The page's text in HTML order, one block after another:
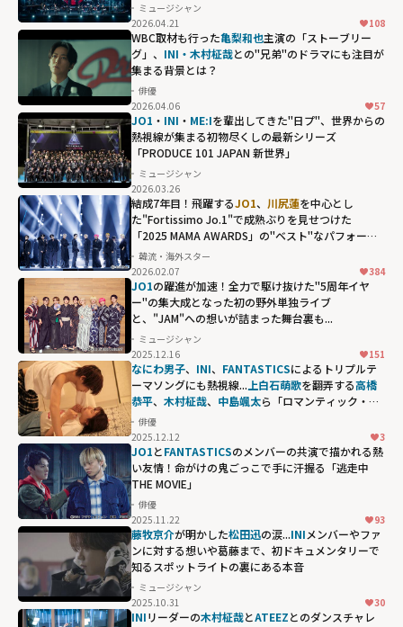
ミュージシャン
2026.04.21
108
WBC取材も行った亀梨和也主演の「ストーブリー
グ」、 INI・木村柾哉との"兄弟"のドラマにも注目が
集まる背景とは？
俳優
2026.04.06
57
JO1 ・ INI ・ ME:Iを輩出してきた"日プ"、世界からの
熱視線が集まる初物尽くしの最新シリーズ
「PRODUCE 101 JAPAN 新世界」
ミュージシャン
2026.03.26
結成7年目！飛躍するJO1、 川尻蓮を中心とし
た"Fortissimo Jo.1"で成熟ぶりを見せつけた
「2025 MAMA AWARDS」の"ベスト"なパフォーマ
ンス
韓流・海外スター
2026.02.07
384
JO1の躍進が加速！全力で駆け抜けた"5周年イヤ
ー"の集大成となった初の野外単独ライブ
と、"JAM"への想いが詰まった舞台裏も...
ミュージシャン
2025.12.16
151
なにわ男子、 INI、 FANTASTICSによるトリプルテ
ーマソングにも熱視線...上白石萌歌を翻弄する高橋
恭平、 木村柾哉、 中島颯太ら「ロマンティック・キ
ラー」に参戦する豪華すぎる面々
俳優
2025.12.12
3
JO1とFANTASTICSのメンバーの共演で描かれる熱
い友情！命がけの鬼ごっこで手に汗握る「逃走中
THE MOVIE」
俳優
2025.11.22
93
藤牧京介が明かした松田迅の涙...INIメンバーやファ
ンに対する想いや葛藤まで、初ドキュメンタリーで
知るスポットライトの裏にある本音
ミュージシャン
2025.10.31
30
INIリーダーの木村柾哉とATEEZとのダンスチャレ